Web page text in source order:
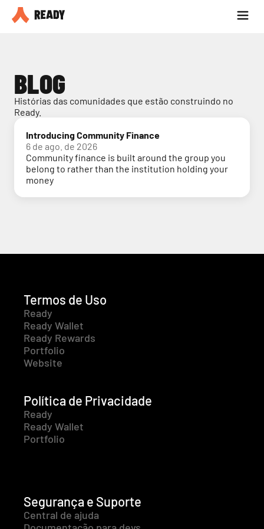
Seja parceiro
BLOG
Histórias das comunidades que estão construindo no
Ready.
Introducing Community Finance
6 de ago. de 2026
Community finance is built around the group you
belong to rather than the institution holding your
money
Termos de Uso
Ready
Ready Wallet
Ready Rewards
Portfolio
Website
Política de Privacidade
Ready
Ready Wallet
Portfolio
Segurança e Suporte
Central de ajuda